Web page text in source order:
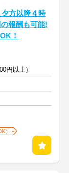
夕方以降４時
報酬も可能!
！
円以上）
）